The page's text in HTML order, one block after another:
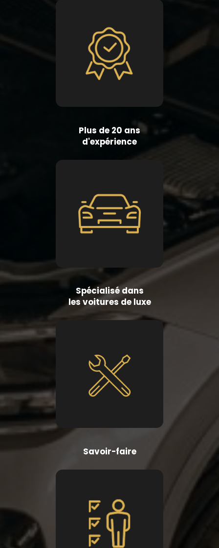
Plus de 20 ans
d'expérience
Spécialisé dans
les voitures de luxe
Savoir-faire